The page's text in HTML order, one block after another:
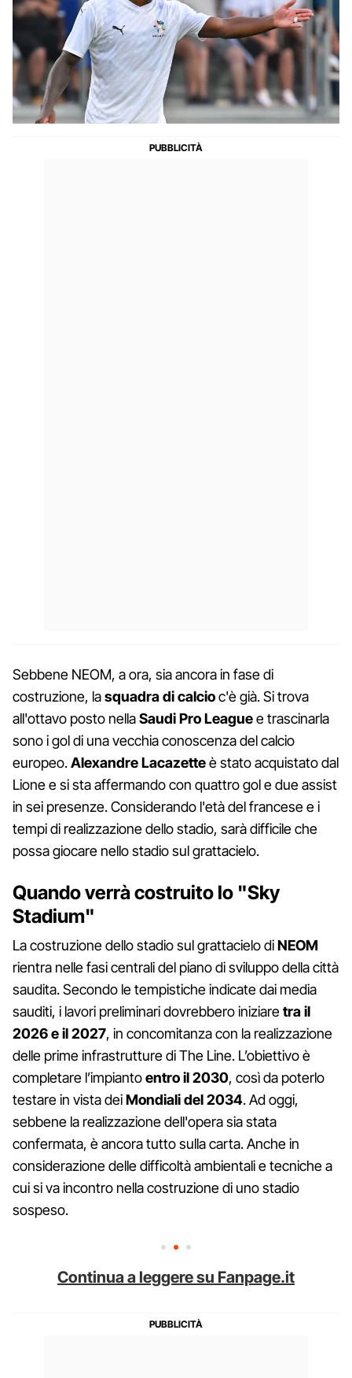
Sebbene NEOM, a ora, sia ancora in fase di
costruzione, lasquadra di calcioc'è già. Si trova
all'ottavo posto nellaSaudi Pro Leaguee trascinarla
sono i gol di una vecchia conoscenza del calcio
europeo.Alexandre Lacazetteè stato acquistato dal
Lione e si sta affermando con quattro gol e due assist
in sei presenze. Considerando l'età del francese e i
tempi di realizzazione dello stadio, sarà difficile che
possa giocare nello stadio sul grattacielo.
Quando verrà costruito lo "Sky
Stadium"
La costruzione dello stadio sul grattacielo diNEOM
rientra nelle fasi centrali del piano di sviluppo della città
saudita. Secondo le tempistiche indicate dai media
sauditi, i lavori preliminari dovrebbero iniziaretra il
2026 e il 2027, in concomitanza con la realizzazione
delle prime infrastrutture di The Line. L’obiettivo è
completare l’impiantoentro il 2030, così da poterlo
testare in vista deiMondiali del 2034. Ad oggi,
sebbene la realizzazione dell'opera sia stata
confermata, è ancora tutto sulla carta. Anche in
considerazione delle difficoltà ambientali e tecniche a
cui si va incontro nella costruzione di uno stadio
sospeso.
Continua a leggere su Fanpage.it